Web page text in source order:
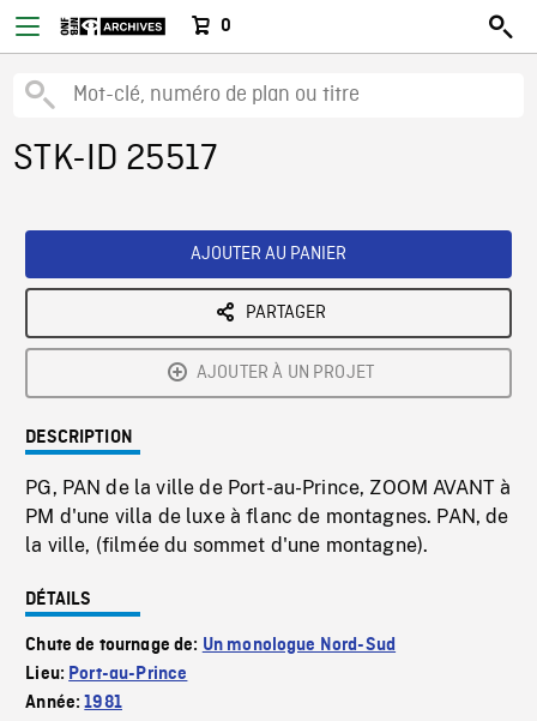
0
STK-ID 25517
AJOUTER AU PANIER
PARTAGER
AJOUTER À UN PROJET
DESCRIPTION
PG, PAN de la ville de Port-au-Prince, ZOOM AVANT à
PM d'une villa de luxe à flanc de montagnes. PAN, de
la ville, (filmée du sommet d'une montagne).
DÉTAILS
Chute de tournage de: Un monologue Nord-Sud
Lieu: Port-au-Prince
Année:1981